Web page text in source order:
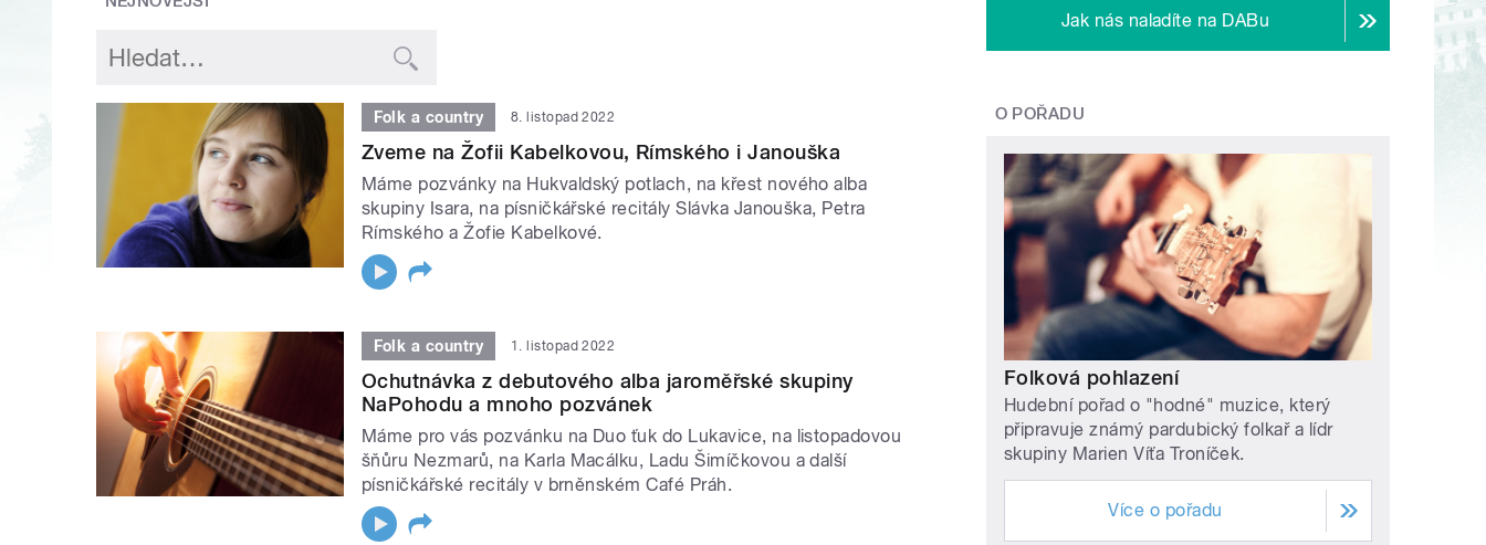
Folk a country 8. listopad 2022
Zveme na Žofii Kabelkovou, Rímského i Janouška
Máme pozvánky na Hukvaldský potlach, na křest nového alba
skupiny Isara, na písničkářské recitály Slávka Janouška, Petra
Rímského a Žofie Kabelkové.
Folk a country 1. listopad 2022
Ochutnávka z debutového alba jaroměřské skupiny
NaPohodu a mnoho pozvánek
Máme pro vás pozvánku na Duo ťuk do Lukavice, na listopadovou
šňůru Nezmarů, na Karla Macálku, Ladu Šimíčkovou a další
písničkářské recitály v brněnském Café Práh.
Jak nás naladíte na DABu
O POŘADU
Folková pohlazení
Hudební pořad o "hodné" muzice, který
připravuje známý pardubický folkař a lídr
skupiny Marien Víťa Troníček.
Více o pořadu